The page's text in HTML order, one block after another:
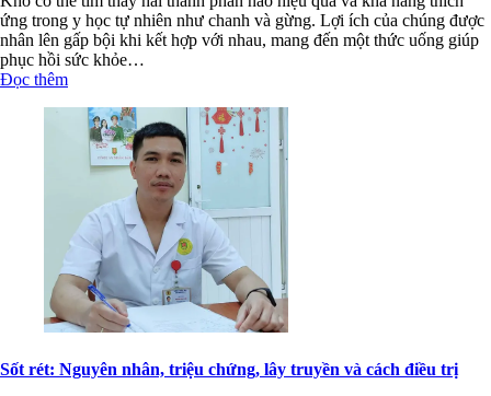
Sốt rét: Nguyên nhân, triệu chứng, lây truyền và cách điều trị
13/05/2024
Sốt rét có thể lây truyền từ người bệnh sang người lành thông qua
muỗi Anopheles đốt, đây cũng là trường hợp thường gặp nhất. Ngoài
ra, sốt rét có thể lây từ mẹ sang con qua nhau thai, do nguồn máu được
truyền có chứa ký sinh trùng gây ra bệnh sốt ...
Đọc thêm